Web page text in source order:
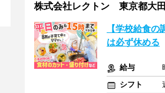
株式会社レクトン 東京都大
【学校給食
は必ず休める
給与
シフト